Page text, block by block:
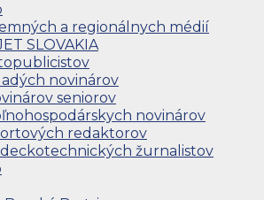
a regionálnych médií
SLOVAKIA
novinárov
seniorov
novinárov
redaktorov
žurnalistov